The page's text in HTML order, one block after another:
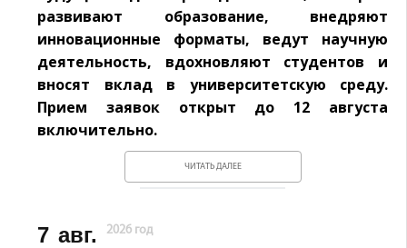
развивают образование, внедряют
инновационные форматы, ведут научную
деятельность, вдохновляют студентов и
вносят вклад в университетскую среду.
Прием заявок открыт до 12 августа
включительно.
ЧИТАТЬ ДАЛЕЕ
7 авг. 2026 год